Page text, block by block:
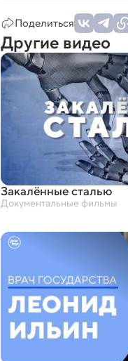
Поделиться
Другие видео
Закалённые сталью
Документальные фильмы